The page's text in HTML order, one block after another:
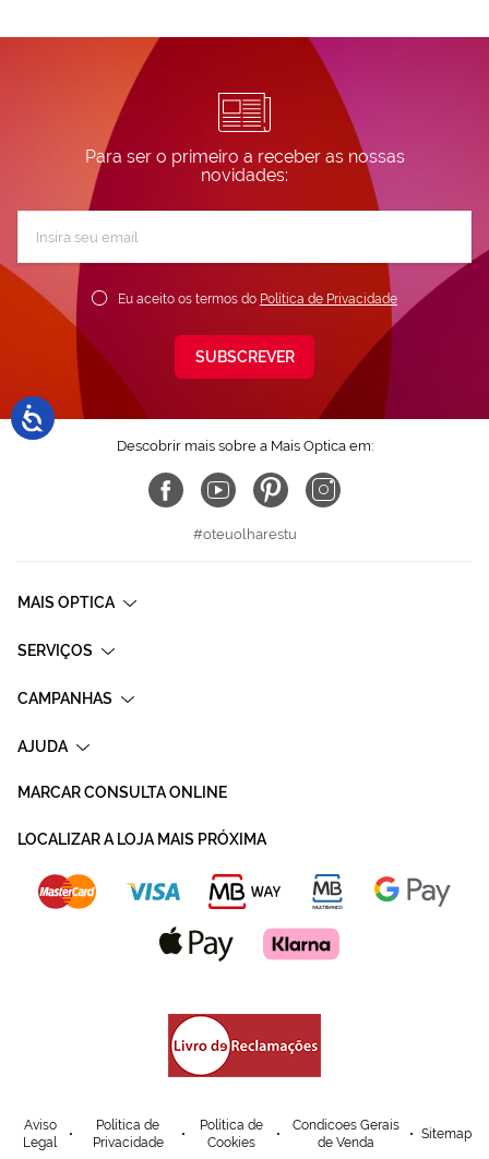
Para ser o primeiro a receber as nossas
novidades:
Newsletter:
Eu aceito os termos do Política de Privacidade
SUBSCREVER
Descobrir mais sobre a Mais Optica em:
#oteuolharestu
MAIS OPTICA
SERVIÇOS
CAMPANHAS
AJUDA
MARCAR CONSULTA ONLINE
LOCALIZAR A LOJA MAIS PRÓXIMA
Aviso
Legal
Política de
Privacidade
Política de
Cookies
Condicoes Gerais
de Venda
Sitemap